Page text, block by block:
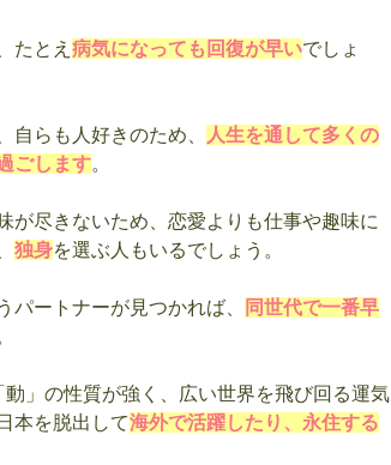
たとえ 病気になっても回復が早いでしょ
自らも人好きのため、
人生を通して多くの
ごします。
が尽きないため、恋愛よりも仕事や趣味に
独身を選ぶ人もいるでしょう。
パートナーが見つかれば、
同世代で一番早
」の性質が強く、広い世界を飛び回る運気
本を脱出して海外で活躍したり、永住する